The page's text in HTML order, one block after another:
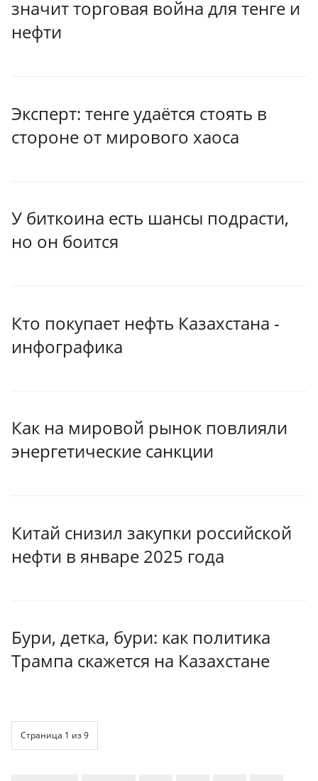
значит торговая война для тенге и
нефти
Эксперт: тенге удаётся стоять в
стороне от мирового хаоса
У биткоина есть шансы подрасти,
но он боится
Кто покупает нефть Казахстана -
инфографика
Как на мировой рынок повлияли
энергетические санкции
Китай снизил закупки российской
нефти в январе 2025 года
Бури, детка, бури: как политика
Трампа скажется на Казахстане
Страница 1 из 9